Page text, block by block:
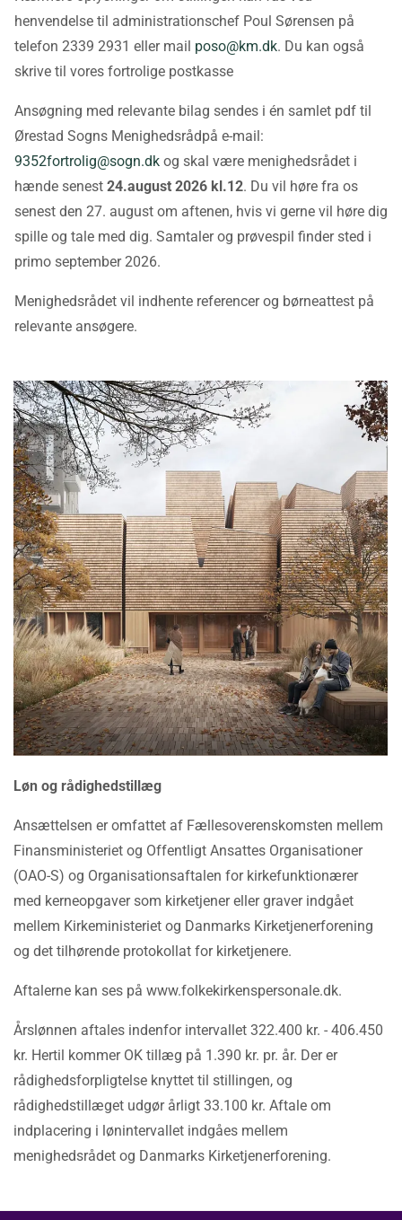
henvendelse til administrationschef Poul Sørensen på
telefon 2339 2931 eller mail poso@km.dk. Du kan også
skrive til vores fortrolige postkasse
Ansøgning med relevante bilag sendes i én samlet pdf til
Ørestad Sogns Menighedsrådpå e-mail:
9352fortrolig@sogn.dk og skal være menighedsrådet i
hænde senest 24.august 2026 kl.12. Du vil høre fra os
senest den 27. august om aftenen, hvis vi gerne vil høre dig
spille og tale med dig. Samtaler og prøvespil finder sted i
primo september 2026.
Menighedsrådet vil indhente referencer og børneattest på
relevante ansøgere.
Løn og rådighedstillæg
Ansættelsen er omfattet af Fællesoverenskomsten mellem
Finansministeriet og Offentligt Ansattes Organisationer
(OAO-S) og Organisationsaftalen for kirkefunktionærer
med kerneopgaver som kirketjener eller graver indgået
mellem Kirkeministeriet og Danmarks Kirketjenerforening
og det tilhørende protokollat for kirketjenere.
Aftalerne kan ses på www.folkekirkenspersonale.dk.
Årslønnen aftales indenfor intervallet 322.400 kr. - 406.450
kr. Hertil kommer OK tillæg på 1.390 kr. pr. år. Der er
rådighedsforpligtelse knyttet til stillingen, og
rådighedstillæget udgør årligt 33.100 kr. Aftale om
indplacering i lønintervallet indgåes mellem
menighedsrådet og Danmarks Kirketjenerforening.